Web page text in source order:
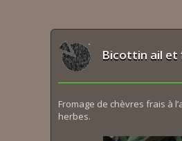
Bicottin ail et
Fromage de chèvres frais à
herbes.